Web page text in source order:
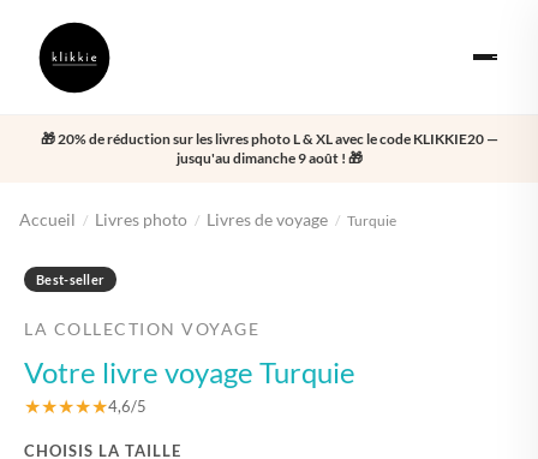
🎁 20% de réduction sur les livres photo L & XL avec le code KLIKKIE20 —
jusqu'au dimanche 9 août ! 🎁
Accueil / Livres photo / Livres de voyage / Turquie
Best-seller
LA COLLECTION VOYAGE
Votre livre voyage Turquie
★★★★★4,6/5
CHOISIS LA TAILLE